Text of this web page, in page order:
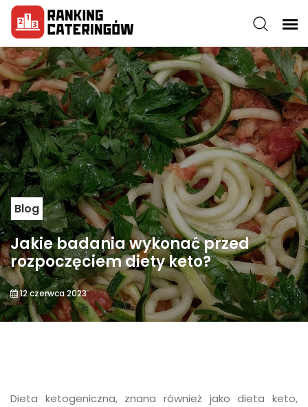
Blog
Jakie badania wykonać przed
rozpoczęciem diety keto?
12 czerwca 2023
Dieta ketogeniczna, znana również jako dieta keto,